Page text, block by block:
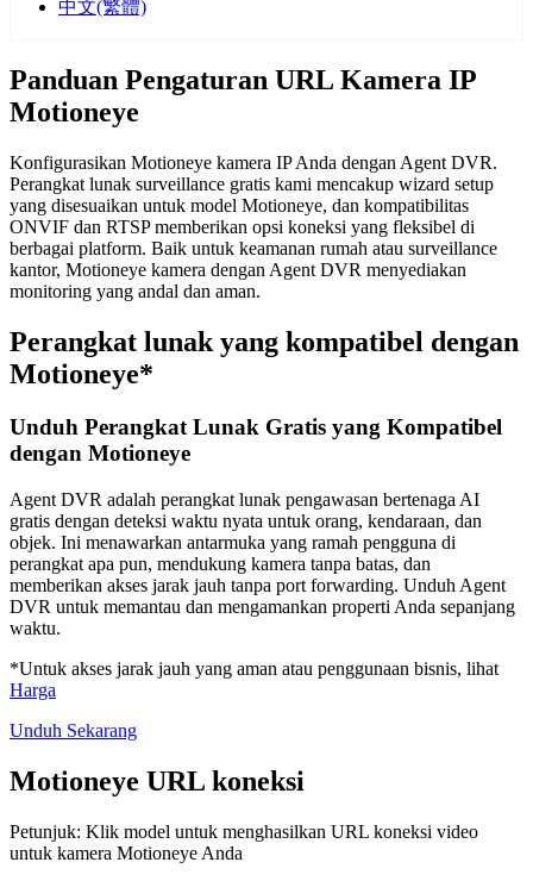
中文(繁體)
Panduan Pengaturan URL Kamera IP
Motioneye
Konfigurasikan Motioneye kamera IP Anda dengan Agent DVR.
Perangkat lunak surveillance gratis kami mencakup wizard setup
yang disesuaikan untuk model Motioneye, dan kompatibilitas
ONVIF dan RTSP memberikan opsi koneksi yang fleksibel di
berbagai platform. Baik untuk keamanan rumah atau surveillance
kantor, Motioneye kamera dengan Agent DVR menyediakan
monitoring yang andal dan aman.
Perangkat lunak yang kompatibel dengan
Motioneye*
Unduh Perangkat Lunak Gratis yang Kompatibel
dengan Motioneye
Agent DVR adalah perangkat lunak pengawasan bertenaga AI
gratis dengan deteksi waktu nyata untuk orang, kendaraan, dan
objek. Ini menawarkan antarmuka yang ramah pengguna di
perangkat apa pun, mendukung kamera tanpa batas, dan
memberikan akses jarak jauh tanpa port forwarding. Unduh Agent
DVR untuk memantau dan mengamankan properti Anda sepanjang
waktu.
*Untuk akses jarak jauh yang aman atau penggunaan bisnis, lihat
Harga
Unduh Sekarang
Motioneye URL koneksi
Petunjuk: Klik model untuk menghasilkan URL koneksi video
untuk kamera Motioneye Anda